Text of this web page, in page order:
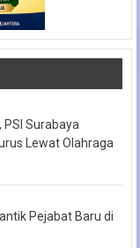
Surabaya
Lewat Olahraga
Pejabat Baru di